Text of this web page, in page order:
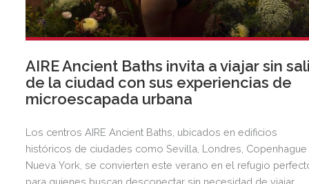
AIRE Ancient Baths invita a viajar sin
de la ciudad con sus experiencias de
microescapada urbana
Los centros AIRE Ancient Baths, ubicados en edificios
históricos de ciudades como Sevilla, Londres,
Nueva York, se convierten este verano en el refugio